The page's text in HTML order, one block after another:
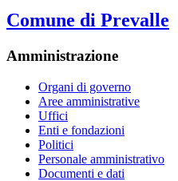
Comune di Prevalle
Amministrazione
Organi di governo
Aree amministrative
Uffici
Enti e fondazioni
Politici
Personale amministrativo
Documenti e dati